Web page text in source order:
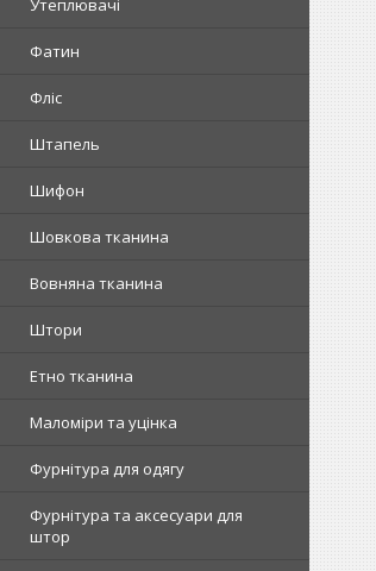
Утеплювачі
Фатин
Фліс
Штапель
Шифон
Шовкова тканина
Вовняна тканина
Штори
Етно тканина
Маломіри та уцінка
Фурнітура для одягу
Фурнітура та аксесуари для
штор